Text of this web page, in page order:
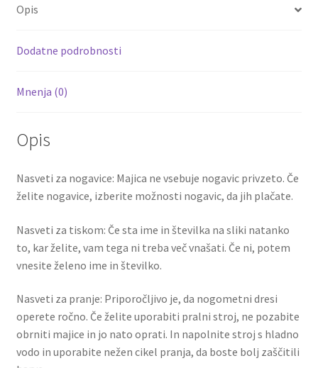
k
Opis
Dodatne podrobnosti
Mnenja (0)
Opis
Nasveti za nogavice: Majica ne vsebuje nogavic privzeto. Če
želite nogavice, izberite možnosti nogavic, da jih plačate.
Nasveti za tiskom: Če sta ime in številka na sliki natanko
to, kar želite, vam tega ni treba več vnašati. Če ni, potem
vnesite želeno ime in številko.
Nasveti za pranje: Priporočljivo je, da nogometni dresi
operete ročno. Če želite uporabiti pralni stroj, ne pozabite
obrniti majice in jo nato oprati. In napolnite stroj s hladno
vodo in uporabite nežen cikel pranja, da boste bolj zaščitili